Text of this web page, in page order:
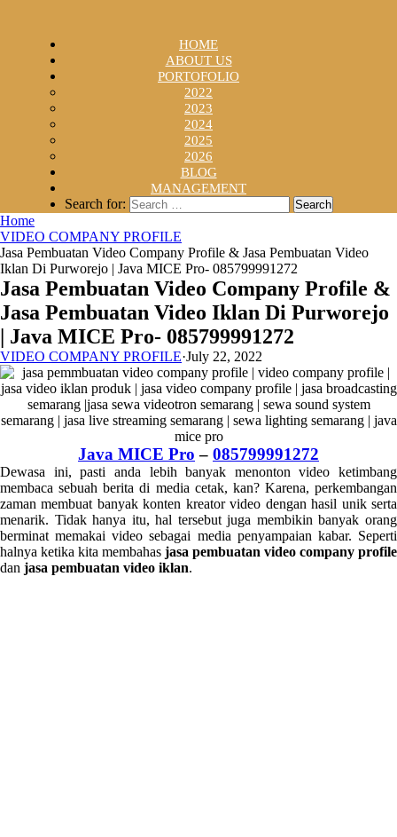
HOME
ABOUT US
PORTOFOLIO
2022
2023
2024
2025
2026
BLOG
MANAGEMENT
Search for:
Home
VIDEO COMPANY PROFILE
Jasa Pembuatan Video Company Profile & Jasa Pembuatan Video
Iklan Di Purworejo | Java MICE Pro- 085799991272
Jasa Pembuatan Video Company Profile &
Jasa Pembuatan Video Iklan Di Purworejo
| Java MICE Pro- 085799991272
VIDEO COMPANY PROFILE·July 22, 2022
Java MICE Pro – 085799991272
Dewasa ini, pasti anda lebih banyak menonton video ketimbang
membaca sebuah berita di media cetak, kan? Karena, perkembangan
zaman membuat banyak konten kreator video dengan hasil unik serta
menarik. Tidak hanya itu, hal tersebut juga membikin banyak orang
berminat memakai video sebagai media penyampaian kabar. Seperti
halnya ketika kita membahas jasa pembuatan video company profile
dan jasa pembuatan video iklan.